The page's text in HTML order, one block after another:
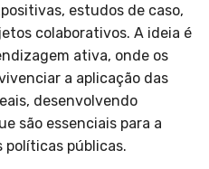
estudos de caso,
colaborativos. A ideia é
ativa, onde os
a aplicação das
desenvolvendo
são essenciais para a
políticas públicas.